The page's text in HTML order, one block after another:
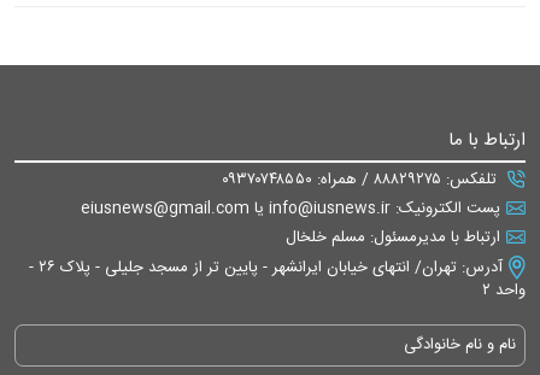
ارتباط با ما
تلفکس: ۸۸۸۲۹۲۷۵ / همراه: ۰۹۳۷۰۷۴۸۵۵۰
پست الکترونیک: info@iusnews.ir یا eiusnews@gmail.com
ارتباط با مدیرمسئول: مسلم خلخال
آدرس: تهران/ انتهای خیابان ایرانشهر - پایین تر از مسجد جلیلی - پلاک ۲۶ -
واحد ۲